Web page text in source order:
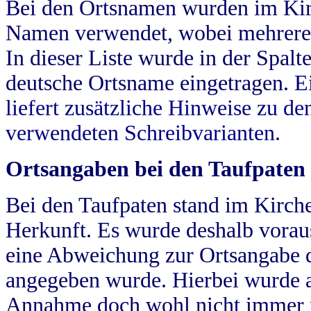
Bei den Ortsnamen wurden im
Namen verwendet, wobei
In dieser Liste wurde in der
deutsche Ortsname eingetragen.
liefert zusätzliche Hinweise zu
verwendeten Schreibvarianten.
Ortsangaben bei den Taufpaten
Bei den Taufpaten stand im
Herkunft. Es wurde deshalb
eine Abweichung zur
angegeben wurde. Hierbei wurde
Annahme doch wohl nicht